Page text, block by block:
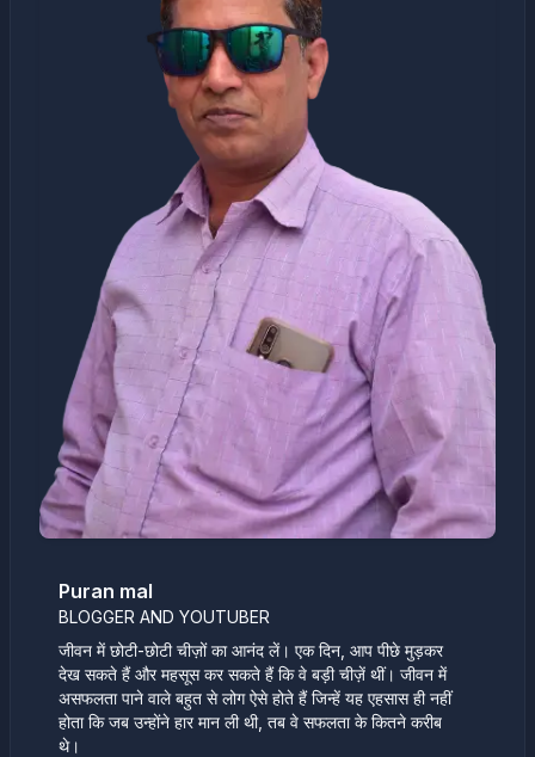
Puran mal
BLOGGER AND YOUTUBER
जीवन में छोटी-छोटी चीज़ों का आनंद लें। एक दिन, आप पीछे मुड़कर
देख सकते हैं और महसूस कर सकते हैं कि वे बड़ी चीज़ें थीं। जीवन में
असफलता पाने वाले बहुत से लोग ऐसे होते हैं जिन्हें यह एहसास ही नहीं
होता कि जब उन्होंने हार मान ली थी, तब वे सफलता के कितने करीब
थे।